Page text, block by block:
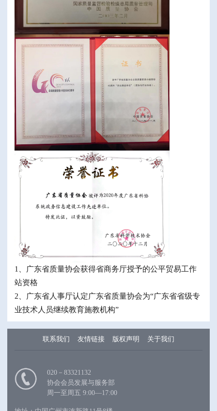
1、广东省质量协会获得省商务厅授予的公平贸易工作
站资格
2、广东省人事厅认定广东省质量协会为“广东省省级专
业技术人员继续教育施教机构”
联系我们 友情链接 版权声明 关于我们
020－83321132
协会会员发展与服务部
周一至周五 9:00—17:00